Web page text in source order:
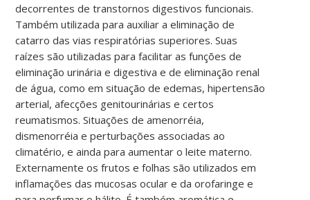
decorrentes de transtornos digestivos funcionais.
Também utilizada para auxiliar a eliminação de
catarro das vias respiratórias superiores. Suas
raízes são utilizadas para facilitar as funções de
eliminação urinária e digestiva e de eliminação renal
de água, como em situação de edemas, hipertensão
arterial, afecções genitourinárias e certos
reumatismos. Situações de amenorréia,
dismenorréia e perturbações associadas ao
climatério, e ainda para aumentar o leite materno.
Externamente os frutos e folhas são utilizados em
inflamações das mucosas ocular e da orofaringe e